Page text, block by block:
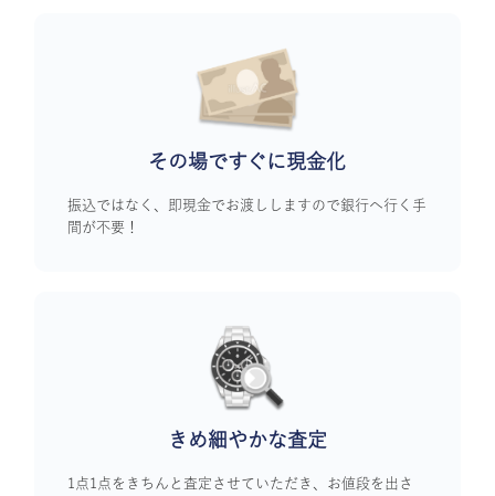
その場ですぐに現金化
振込ではなく、即現金でお渡ししますので銀行へ行く手
間が不要！
きめ細やかな査定
1点1点をきちんと査定させていただき、お値段を出さ